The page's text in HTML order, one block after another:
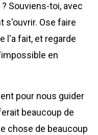
Souviens-toi, avec
s'ouvrir. Ose faire
l'a fait, et regarde
en
pour nous guider
beaucoup de
chose de beaucoup